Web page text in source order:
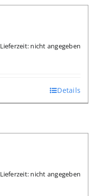
Lieferzeit: nicht angegeben
Details
Lieferzeit: nicht angegeben